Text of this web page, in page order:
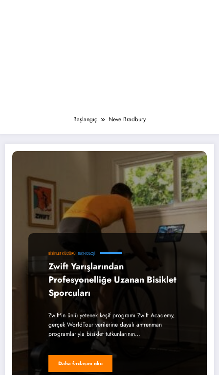
Başlangıç Neve Bradbury
BISIKLET KÜLTÜRÜ TEKNOLOJI
Zwift Yarışlarından
Profesyonelliğe Uzanan Bisiklet
Sporcuları
Zwift'in ünlü yetenek keşif programı Zwift Academy,
gerçek WorldTour verilerine dayalı antrenman
programlarıyla bisiklet tutkunlarının…
Daha fazlasını oku